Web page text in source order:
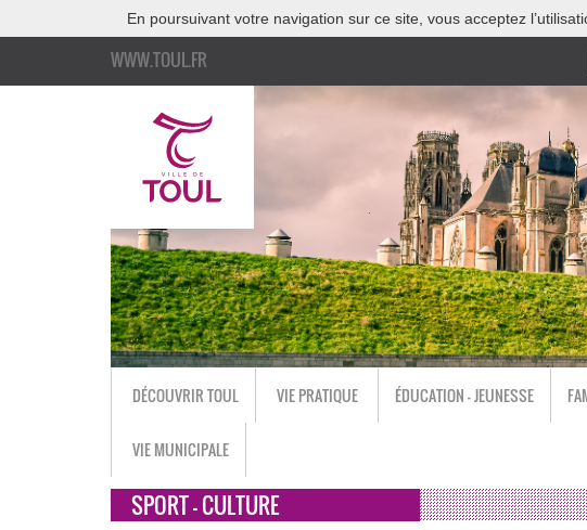
En poursuivant votre navigation sur ce site, vous acceptez
WWW.TOUL.FR
DÉCOUVRIR TOUL VIE PRATIQUE ÉDUCATION - JEUNESSE
VIE MUNICIPALE
SPORT - CULTURE